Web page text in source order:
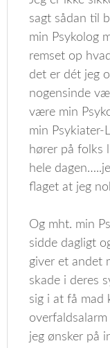
sagt sådan til
min Psykolog
remset op
det er dét jeg
nogensinde
være min
min
hører på folks
hele
flaget at jeg
Og mht. min
sidde dagligt
giver et andet
skade i deres
sig i at få mad
jeg ønsker på